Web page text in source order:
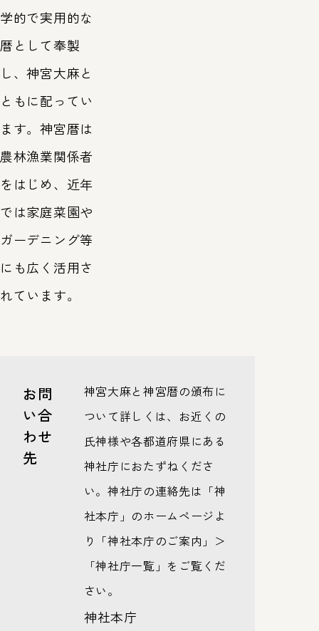
学的で実用的な
暦として奉製
し、神宮大麻と
ともに配ってい
ます。神宮暦は
農林漁業関係者
をはじめ、近年
では家庭菜園や
ガーデニング等
にも広く活用さ
れています。
お問
い合
わせ
先
神宮大麻と神宮暦の頒布に
ついて詳しくは、お近くの
氏神様や各都道府県にある
神社庁におたずねくださ
い。神社庁の連絡先は「神
社本庁」のホームページよ
り「神社本庁のご案内」＞
「神社庁一覧」をご覧くだ
さい。
神社本庁